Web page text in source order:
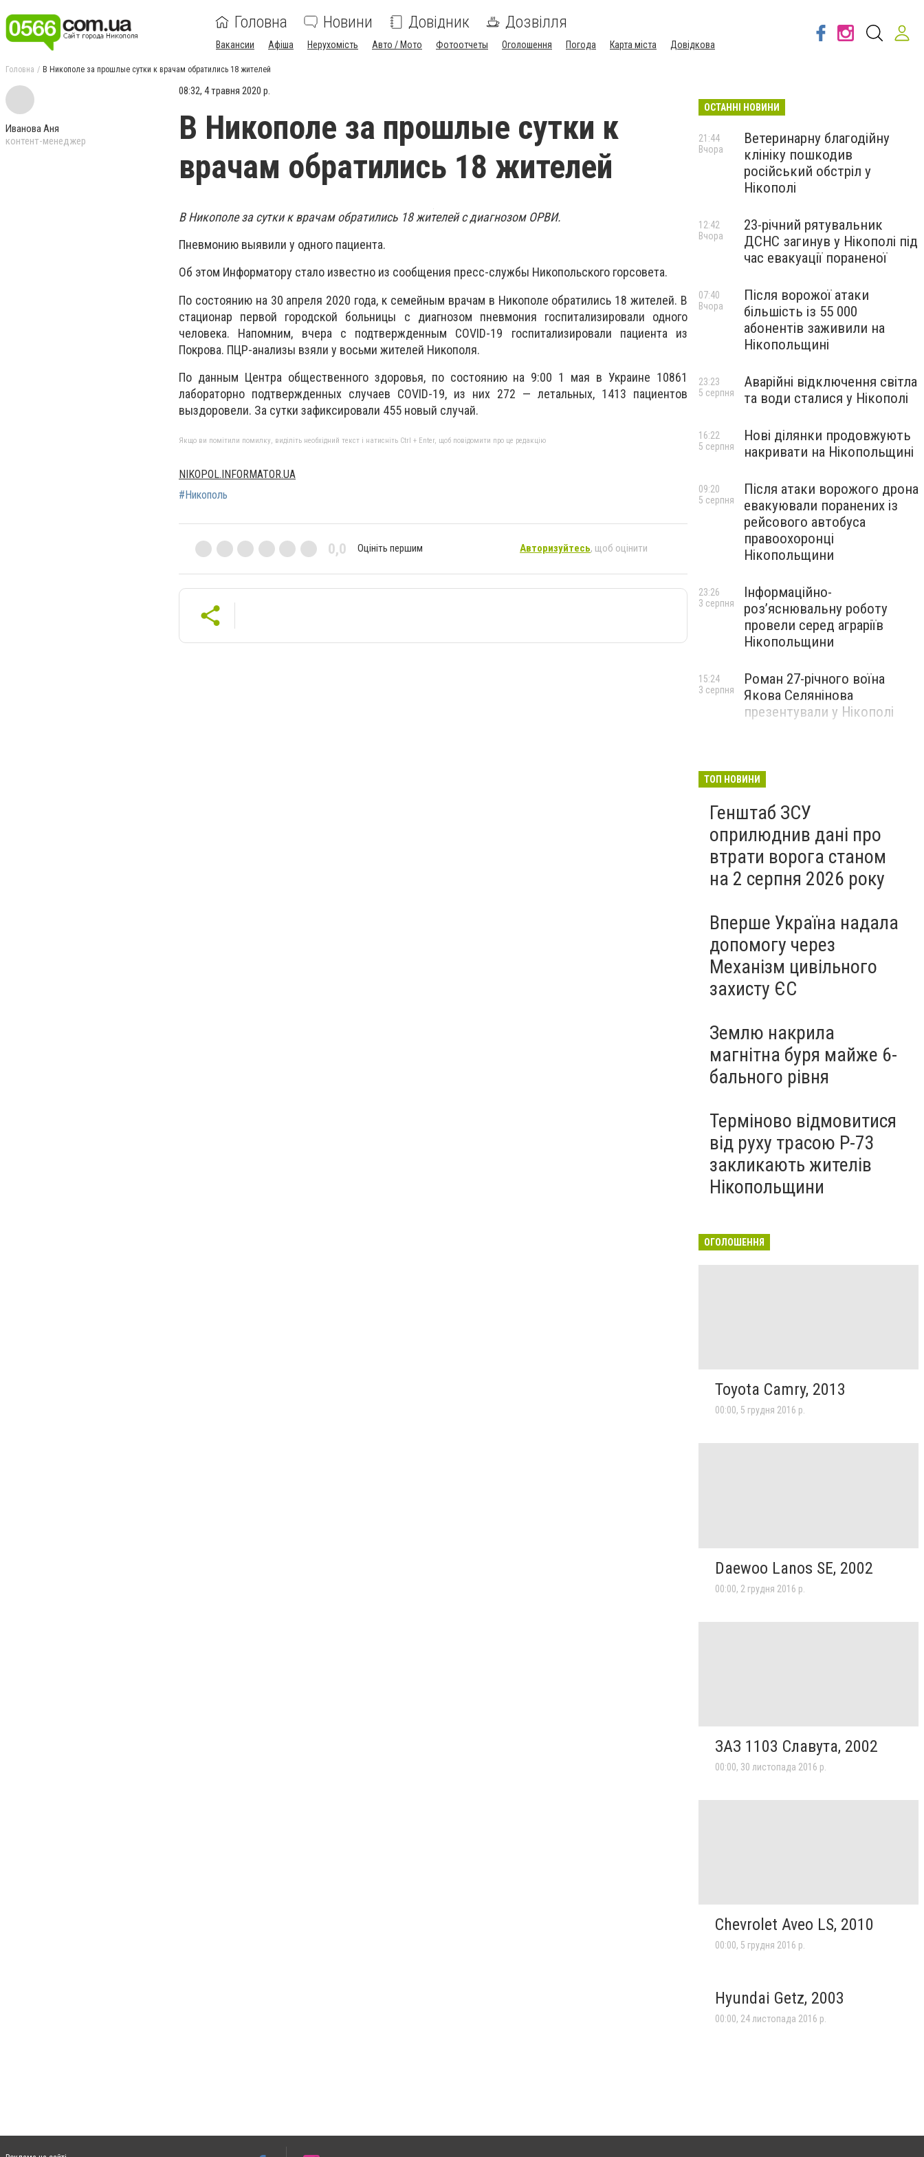
Головна Новини Довідник Дозвілля
Вакансии Афіша Нерухомість Авто / Мото Фотоотчеты Оголошення Погода Карта міста Довідкова
Головна В Никополе за прошлые сутки к врачам обратились 18 жителей
Иванова Аня
контент-менеджер
08:32, 4 травня 2020 р.
В Никополе за прошлые сутки к
врачам обратились 18 жителей
В Никополе за сутки к врачам обратились 18 жителей с диагнозом ОРВИ.
Пневмонию выявили у одного пациента.
Об этом Информатору стало известно из сообщения пресс-службы Никопольского горсовета.
По состоянию на 30 апреля 2020 года, к семейным врачам в Никополе обратились 18 жителей. В
стационар первой городской больницы с диагнозом пневмония госпитализировали одного
человека. Напомним, вчера с подтвержденным COVID-19 госпитализировали пациента из
Покрова. ПЦР-анализы взяли у восьми жителей Никополя.
По данным Центра общественного здоровья, по состоянию на 9:00 1 мая в Украине 10861
лабораторно подтвержденных случаев COVID-19, из них 272 — летальных, 1413 пациентов
выздоровели. За сутки зафиксировали 455 новый случай.
Якщо ви помітили помилку, виділіть необхідний текст і натисніть Ctrl + Enter, щоб повідомити про це редакцію
NIKOPOL.INFORMATOR.UA
#Никополь
0,0 Оцініть першим Авторизуйтесь, щоб оцінити
ОСТАННІ НОВИНИ
Ветеринарну благодійну
клініку пошкодив
російський обстріл у
Нікополі
21:44
Вчора
23-річний рятувальник
ДСНС загинув у Нікополі під
час евакуації пораненої
12:42
Вчора
Після ворожої атаки
більшість із 55 000
абонентів заживили на
Нікопольщині
07:40
Вчора
Аварійні відключення світла
та води сталися у Нікополі
23:23
5 серпня
Нові ділянки продовжують
накривати на Нікопольщині
16:22
5 серпня
Після атаки ворожого дрона
евакуювали поранених із
рейсового автобуса
правоохоронці
Нікопольщини
09:20
5 серпня
Інформаційно-
роз’яснювальну роботу
провели серед аграріїв
Нікопольщини
23:26
3 серпня
Роман 27-річного воїна
Якова Селянінова
презентували у Нікополі
15:24
3 серпня
ТОП НОВИНИ
Генштаб ЗСУ
оприлюднив дані про
втрати ворога станом
на 2 серпня 2026 року
Вперше Україна надала
допомогу через
Механізм цивільного
захисту ЄС
Землю накрила
магнітна буря майже 6-
бального рівня
Терміново відмовитися
від руху трасою Р-73
закликають жителів
Нікопольщини
ОГОЛОШЕННЯ
Toyota Camry, 2013
00:00, 5 грудня 2016 р.
Daewoo Lanos SE, 2002
00:00, 2 грудня 2016 р.
ЗАЗ 1103 Славута, 2002
00:00, 30 листопада 2016 р.
Chevrolet Aveo LS, 2010
00:00, 5 грудня 2016 р.
Hyundai Getz, 2003
00:00, 24 листопада 2016 р.